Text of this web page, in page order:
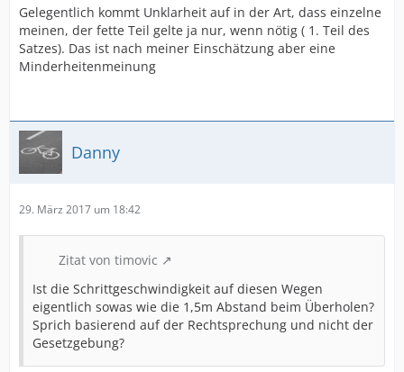
Gelegentlich kommt Unklarheit auf in der Art, dass einzelne
meinen, der fette Teil gelte ja nur, wenn nötig ( 1. Teil des
Satzes). Das ist nach meiner Einschätzung aber eine
Minderheitenmeinung
Danny
29. März 2017 um 18:42
Zitat von timovic
Ist die Schrittgeschwindigkeit auf diesen Wegen
eigentlich sowas wie die 1,5m Abstand beim Überholen?
Sprich basierend auf der Rechtsprechung und nicht der
Gesetzgebung?